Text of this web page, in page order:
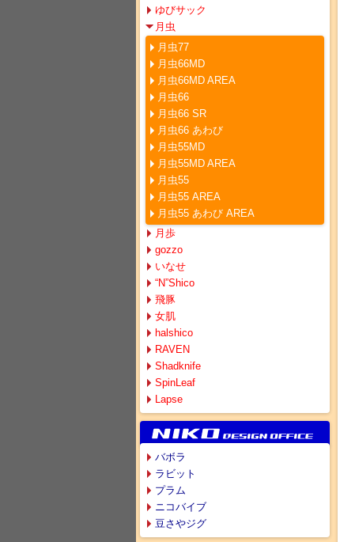
ゆびサック
月虫
月虫77
月虫66MD
月虫66MD AREA
月虫66
月虫66 SR
月虫66 あわび
月虫55MD
月虫55MD AREA
月虫55
月虫55 AREA
月虫55 あわび AREA
月歩
gozzo
いなせ
“N”Shico
飛豚
女肌
halshico
RAVEN
Shadknife
SpinLeaf
Lapse
バボラ
ラビット
プラム
ニコバイブ
豆さやジグ